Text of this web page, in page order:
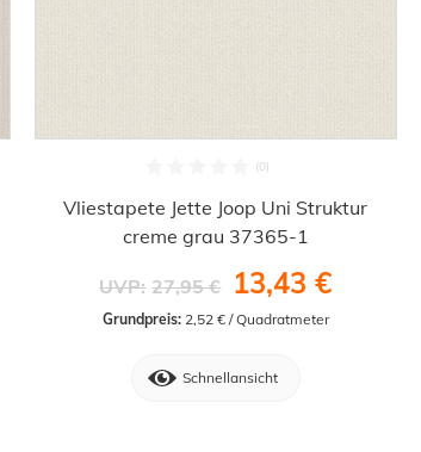
Vliestapete Jette Joop Uni Struktur
creme grau 37365-1
UVP: 27,95 € 13,43 €
Grundpreis: 2,52 € / Quadratmeter
Schnellansicht